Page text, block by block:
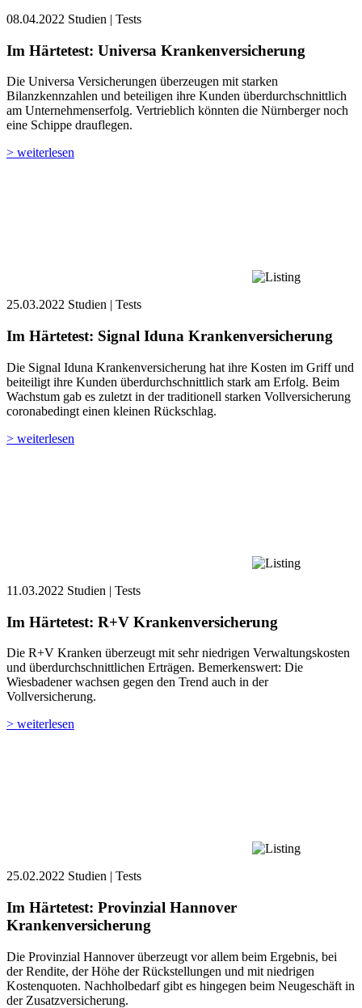
08.04.2022 Studien | Tests
Im Härtetest: Universa Kranken­versicherung
Die Universa Versicherungen überzeugen mit starken
Bilanzkennzahlen und beteiligen ihre Kunden überdurchschnittlich
am Unternehmenserfolg. Vertrieblich könnten die Nürnberger noch
eine Schippe drauflegen.
> weiterlesen
25.03.2022 Studien | Tests
Im Härtetest: Signal Iduna Kranken­versicherung
Die Signal Iduna Krankenversicherung hat ihre Kosten im Griff und
beiteiligt ihre Kunden überdurchschnittlich stark am Erfolg. Beim
Wachstum gab es zuletzt in der traditionell starken Vollversicherung
coronabedingt einen kleinen Rückschlag.
> weiterlesen
11.03.2022 Studien | Tests
Im Härtetest: R+V Krankenversicherung
Die R+V Kranken überzeugt mit sehr niedrigen Verwaltungskosten
und überdurch­schnittlichen Erträgen. Bemerkenswert: Die
Wiesbadener wachsen gegen den Trend auch in der
Vollversicherung.
> weiterlesen
25.02.2022 Studien | Tests
Im Härtetest: Provinzial Hannover
Krankenversicherung
Die Provinzial Hannover überzeugt vor allem beim Ergebnis, bei
der Rendite, der Höhe der Rückstellungen und mit niedrigen
Kostenquoten. Nachholbedarf gibt es hingegen beim Neugeschäft in
der Zusatzversicherung.